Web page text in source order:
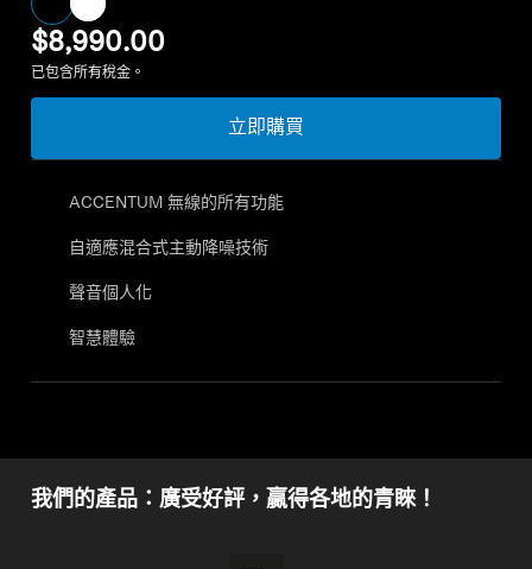
專業
$8,990.00
已包含所有稅金。
立即購買
ACCENTUM 無線的所有功能
自適應混合式主動降噪技術
聲音個人化
智慧體驗
我們的產品：廣受好評，贏得各地的青睞！